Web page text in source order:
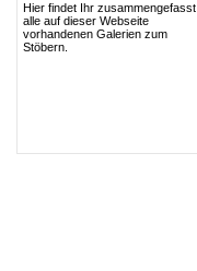
Hier findet Ihr zusammengefasst
alle auf dieser Webseite
vorhandenen Galerien zum
Stöbern.